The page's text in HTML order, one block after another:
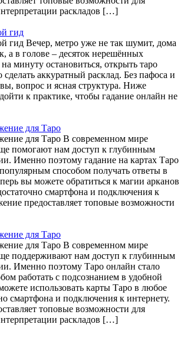
раскладов […]
гид
гид Вечер, метро уже не так шумит, дома
а в голове – десяток нерешённых
минуту остановиться, открыть таро
аккуратный расклад. Без пафоса и
вопрос и ясная структура. Ниже
к практике, чтобы гадание онлайн не
для Таро
для Таро В современном мире
помогают нам доступ к глубинным
Именно поэтому гадание на картах Таро
способом получать ответы в
вы можете обратиться к магии арканов
смартфона и подключения к
предоставляет топовые возможности
для Таро
для Таро В современном мире
поддерживают нам доступ к глубинным
Именно поэтому Таро онлайн стало
работать с подсознанием в удобной
использовать карты Таро в любое
смартфона и подключения к интернету.
топовые возможности для
раскладов […]